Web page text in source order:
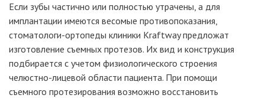
Если зубы частично или полностью утрачены, а для
имплантации имеются весомые противопоказания,
стоматологи-ортопеды клиники Kraftway предложат
изготовление съемных протезов. Их вид и конструкция
подбирается с учетом физиологического строения
челюстно-лицевой области пациента. При помощи
съемного протезирования возможно восстановить